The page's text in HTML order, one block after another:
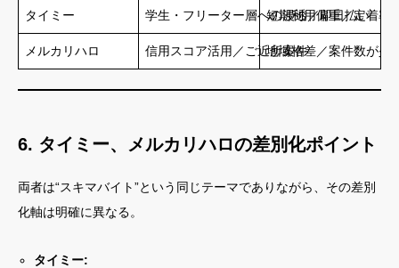
タイミー 学生・フリーター層への浸透／即日払い
短期利用偏重／定着率
メルカリハロ 信用スコア活用／ご近所案件地域格差／案件数が少
6. タイミー、メルカリハロの差別化ポイント
両者は“スキマバイト”という同じテーマでありながら、その差別
化軸は明確に異なる。
タイミー: